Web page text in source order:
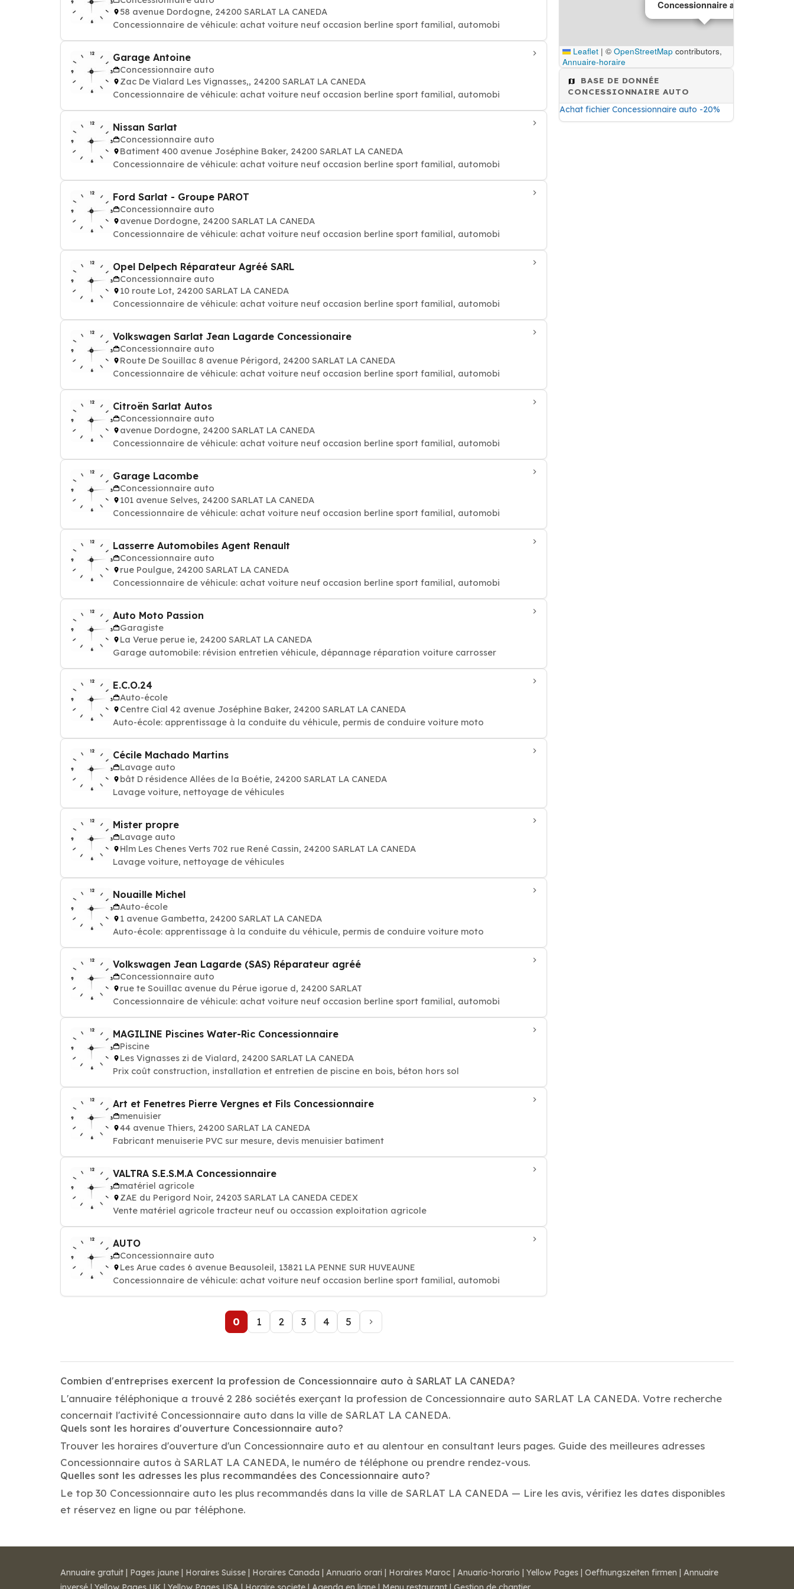
58 avenue Dordogne, 24200 SARLAT LA CANEDA
Concessionnaire de véhicule: achat voiture neuf occasion berline sport familial, automobi
Garage Antoine
Concessionnaire auto
Zac De Vialard Les Vignasses,, 24200 SARLAT LA CANEDA
Concessionnaire de véhicule: achat voiture neuf occasion berline sport familial, automobi
Nissan Sarlat
Concessionnaire auto
Batiment 400 avenue Joséphine Baker, 24200 SARLAT LA CANEDA
Concessionnaire de véhicule: achat voiture neuf occasion berline sport familial, automobi
Ford Sarlat - Groupe PAROT
Concessionnaire auto
avenue Dordogne, 24200 SARLAT LA CANEDA
Concessionnaire de véhicule: achat voiture neuf occasion berline sport familial, automobi
Opel Delpech Réparateur Agréé SARL
Concessionnaire auto
10 route Lot, 24200 SARLAT LA CANEDA
Concessionnaire de véhicule: achat voiture neuf occasion berline sport familial, automobi
Volkswagen Sarlat Jean Lagarde Concessionaire
Concessionnaire auto
Route De Souillac 8 avenue Périgord, 24200 SARLAT LA CANEDA
Concessionnaire de véhicule: achat voiture neuf occasion berline sport familial, automobi
Citroën Sarlat Autos
Concessionnaire auto
avenue Dordogne, 24200 SARLAT LA CANEDA
Concessionnaire de véhicule: achat voiture neuf occasion berline sport familial, automobi
Garage Lacombe
Concessionnaire auto
101 avenue Selves, 24200 SARLAT LA CANEDA
Concessionnaire de véhicule: achat voiture neuf occasion berline sport familial, automobi
Lasserre Automobiles Agent Renault
Concessionnaire auto
rue Poulgue, 24200 SARLAT LA CANEDA
Concessionnaire de véhicule: achat voiture neuf occasion berline sport familial, automobi
Auto Moto Passion
Garagiste
La Verue perue ie, 24200 SARLAT LA CANEDA
Garage automobile: révision entretien véhicule, dépannage réparation voiture carrosser
E.C.O.24
Auto-école
Centre Cial 42 avenue Joséphine Baker, 24200 SARLAT LA CANEDA
Auto-école: apprentissage à la conduite du véhicule, permis de conduire voiture moto
Cécile Machado Martins
Lavage auto
bât D résidence Allées de la Boétie, 24200 SARLAT LA CANEDA
Lavage voiture, nettoyage de véhicules
Mister propre
Lavage auto
Hlm Les Chenes Verts 702 rue René Cassin, 24200 SARLAT LA CANEDA
Lavage voiture, nettoyage de véhicules
Nouaille Michel
Auto-école
1 avenue Gambetta, 24200 SARLAT LA CANEDA
Auto-école: apprentissage à la conduite du véhicule, permis de conduire voiture moto
Volkswagen Jean Lagarde (SAS) Réparateur agréé
Concessionnaire auto
rue te Souillac avenue du Pérue igorue d, 24200 SARLAT
Concessionnaire de véhicule: achat voiture neuf occasion berline sport familial, automobi
MAGILINE Piscines Water-Ric Concessionnaire
Piscine
Les Vignasses zi de Vialard, 24200 SARLAT LA CANEDA
Prix coût construction, installation et entretien de piscine en bois, béton hors sol
Art et Fenetres Pierre Vergnes et Fils Concessionnaire
menuisier
44 avenue Thiers, 24200 SARLAT LA CANEDA
Fabricant menuiserie PVC sur mesure, devis menuisier batiment
VALTRA S.E.S.M.A Concessionnaire
matériel agricole
ZAE du Perigord Noir, 24203 SARLAT LA CANEDA CEDEX
Vente matériel agricole tracteur neuf ou occassion exploitation agricole
AUTO
Concessionnaire auto
Les Arue cades 6 avenue Beausoleil, 13821 LA PENNE SUR HUVEAUNE
Concessionnaire de véhicule: achat voiture neuf occasion berline sport familial, automobi
0 1 2 3 4 5
Concessionnaire auto
Leaflet | © OpenStreetMap contributors,
Annuaire-horaire
BASE DE DONNÉE
CONCESSIONNAIRE AUTO
Achat fichier Concessionnaire auto -20%
Combien d'entreprises exercent la profession de Concessionnaire auto à SARLAT LA CANEDA?
L'annuaire téléphonique a trouvé 2 286 sociétés exerçant la profession de Concessionnaire auto SARLAT LA CANEDA. Votre recherche
concernait l'activité Concessionnaire auto dans la ville de SARLAT LA CANEDA.
Quels sont les horaires d'ouverture Concessionnaire auto?
Trouver les horaires d'ouverture d'un Concessionnaire auto et au alentour en consultant leurs pages. Guide des meilleures adresses
Concessionnaire autos à SARLAT LA CANEDA, le numéro de téléphone ou prendre rendez-vous.
Quelles sont les adresses les plus recommandées des Concessionnaire auto?
Le top 30 Concessionnaire auto les plus recommandés dans la ville de SARLAT LA CANEDA — Lire les avis, vérifiez les dates disponibles
et réservez en ligne ou par téléphone.
Annuaire gratuit | Pages jaune | Horaires Suisse | Horaires Canada | Annuario orari | Horaires Maroc | Anuario-horario | Yellow Pages | Oeffnungszeiten firmen | Annuaire